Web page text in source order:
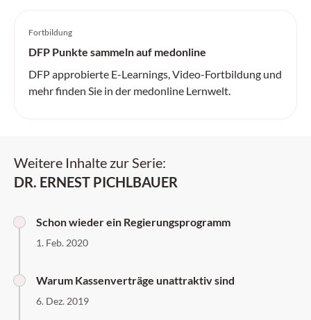
Fortbildung
DFP Punkte sammeln auf medonline
DFP approbierte E-Learnings, Video-Fortbildung und
mehr finden Sie in der medonline Lernwelt.
Weitere Inhalte zur Serie:
DR. ERNEST PICHLBAUER
Schon wieder ein Regierungsprogramm
1. Feb. 2020
Warum Kassenverträge unattraktiv sind
6. Dez. 2019